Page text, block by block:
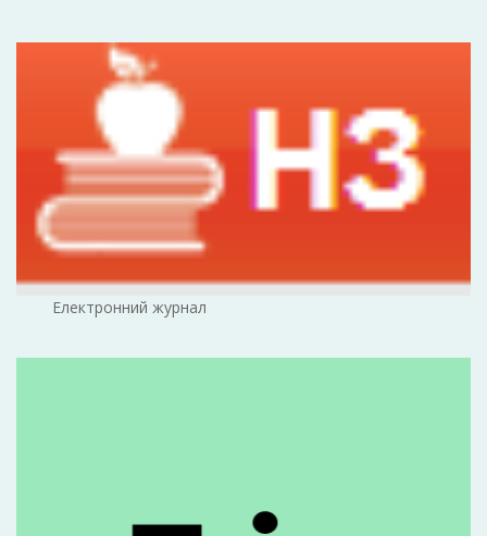
Електронний журнал